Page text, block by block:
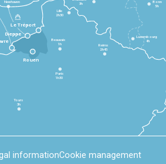
Dieppe
Le Tréport
Tours
3h
Paris
1h30
Beauvais
1h
Reims
2h45
Lille
2h30
3h
Newhaven
Bonn
5h
Luxembourg
4h
Rouen
informationCookie management